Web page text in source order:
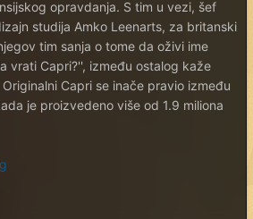
opravdanja. S tim u vezi, šef
studija Amko Leenarts, za britanski
tim sanja o tome da oživi ime
vrati Capri?'', između ostalog kaže
Capri se inače pravio između
je proizvedeno više od 1.9 miliona